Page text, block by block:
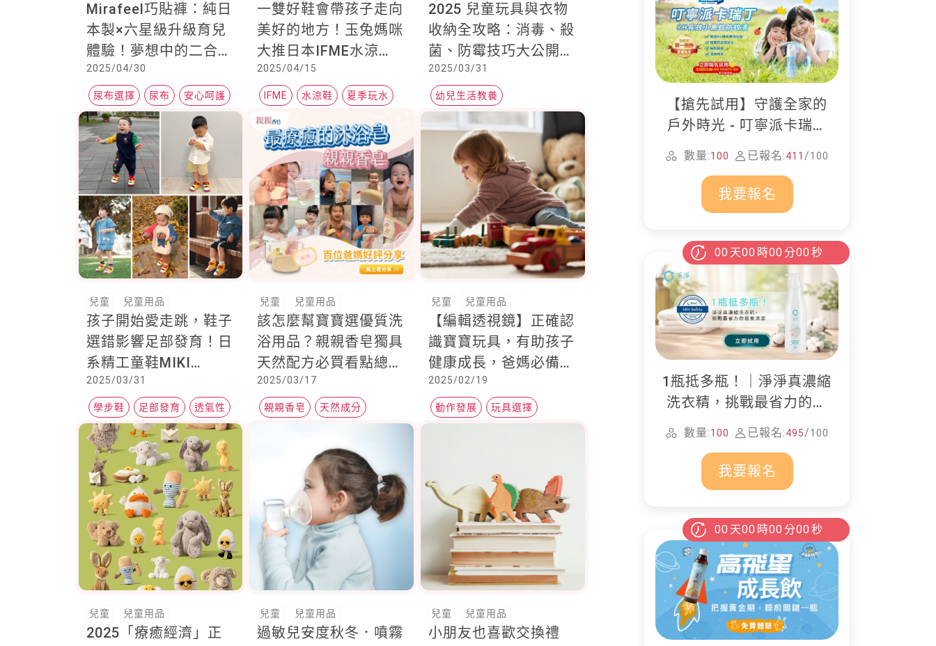
Mirafeel巧貼褲：純日
本製×六星級升級育兒
體驗！夢想中的二合一
尿布！紅屁屁掰掰、帶
寶出門更輕鬆
2025/04/30
尿布選擇 尿布 安心呵護
一雙好鞋會帶孩子走向
美好的地方！玉兔媽咪
大推日本IFME水涼
鞋，讓孩子的小腳備受
呵護又舒服
2025/04/15
IFME 水涼鞋 夏季玩水
2025 兒童玩具與衣物
收納全攻略：消毒、殺
菌、防霉技巧大公開，
嬰兒衣服技巧收納這麼
做 !
2025/03/31
幼兒生活教養
兒童生活教養 收納箱
兒童 兒童用品
孩子開始愛走跳，鞋子
選錯影響足部發育！日
系精工童鞋MIKI
HOUSE，守護寶寶的
每一步
2025/03/31
學步鞋 足部發育 透氣性
兒童 兒童用品
該怎麼幫寶寶選優質洗
浴用品？親親香皂獨具
天然配方必買看點總整
理！健康肌膚就交給親
親香皂守護
2025/03/17
親親香皂 天然成分
兒童 兒童用品
【編輯透視鏡】正確認
識寶寶玩具，有助孩子
健康成長，爸媽必備的
購買法典
2025/02/19
動作發展 玩具選擇
兒童 兒童用品
2025「療癒經濟」正
兒童 兒童用品
過敏兒安度秋冬．噴霧
兒童 兒童用品
小朋友也喜歡交換禮
【搶先試用】守護全家的
戶外時光 - 叮寧派卡瑞丁
防蚊液
數量:100 已報名:411 /100
我要報名
00 天00 時00 分00 秒
1瓶抵多瓶！｜淨淨真濃縮
洗衣精，挑戰最省力的居
家清潔
數量:100 已報名:495/100
我要報名
00 天00 時00 分00 秒